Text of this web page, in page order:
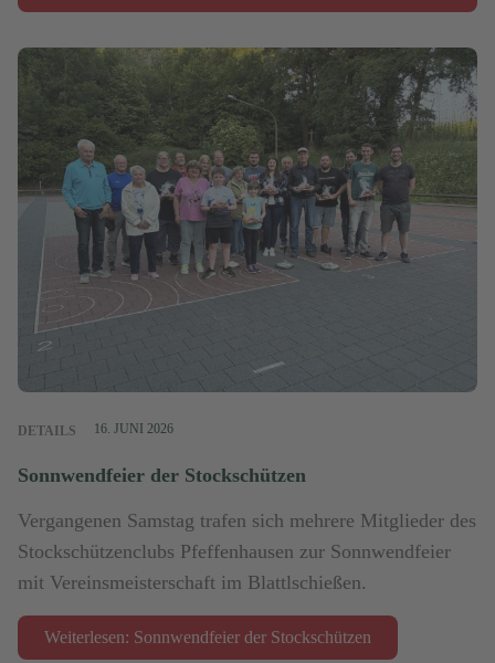
DETAILS 16. JUNI 2026
Sonnwendfeier der Stockschützen
Vergangenen Samstag trafen sich mehrere Mitglieder des
Stockschützenclubs Pfeffenhausen zur Sonnwendfeier
mit Vereinsmeisterschaft im Blattlschießen.
Weiterlesen: Sonnwendfeier der Stockschützen